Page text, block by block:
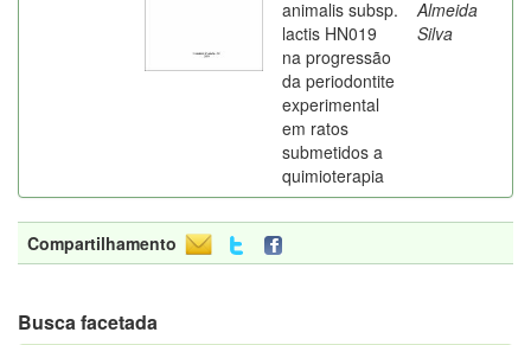
animalis subsp.
lactis HN019
na progressão
da periodontite
experimental
em ratos
submetidos a
quimioterapia
Almeida
Silva
Compartilhamento
Busca facetada